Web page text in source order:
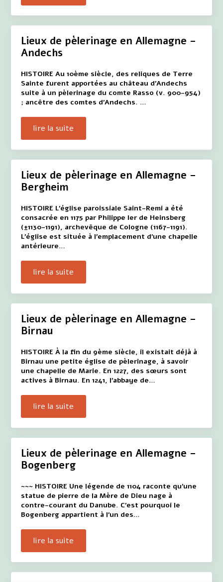
Lieux de pèlerinage en Allemagne –
Andechs
HISTOIRE Au 10ème siècle, des reliques de Terre
Sainte furent apportées au château d'Andechs
suite à un pèlerinage du comte Rasso (v. 900-954)
; ancêtre des comtes d'Andechs. …
lire la suite
Lieux de pèlerinage en Allemagne –
Bergheim
HISTOIRE L'église paroissiale Saint-Remi a été
consacrée en 1175 par Philippe Ier de Heinsberg
(±1130-1191), archevêque de Cologne (1167-1191).
L'église est située à l'emplacement d'une chapelle
antérieure…
lire la suite
Lieux de pèlerinage en Allemagne –
Birnau
HISTOIRE À la fin du 9ème siècle, il existait déjà à
Birnau une petite église de pèlerinage, à savoir
une chapelle de Marie. En 1227, des sœurs sont
actives à Birnau. En 1241, l'abbaye de…
lire la suite
Lieux de pèlerinage en Allemagne –
Bogenberg
~~~ HISTOIRE Une légende de 1104 raconte qu'une
statue de pierre de la Mère de Dieu nage à
contre-courant du Danube. C'est pourquoi le
Bogenberg appartient à l'un des…
lire la suite